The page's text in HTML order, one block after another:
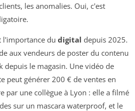
les anomalies. Oui, c'est
l'importance du digital depuis 2025.
aux vendeurs de poster du contenu
depuis le magasin. Une vidéo de
peut générer 200 € de ventes en
par une collègue à Lyon : elle a filmé
sur un mascara waterproof, et le